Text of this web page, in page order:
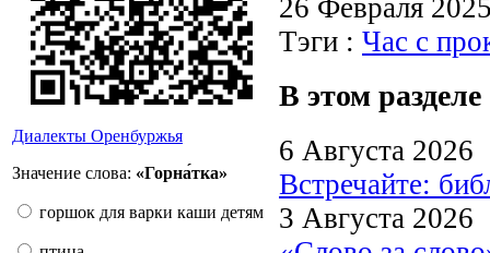
Диалекты Оренбуржья
Значение слова: «Горна́тка»
горшок для варки каши детям
26 Февраля
Тэги : Час с
В этом разделе
6 Августа 2026
Встречайте:
3 Августа 2026